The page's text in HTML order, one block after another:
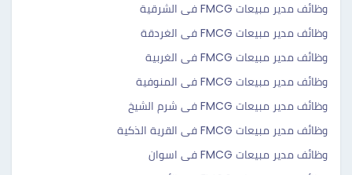
وظائف مدير مبيعات FMCG فى الشرقية
وظائف مدير مبيعات FMCG فى الغردقة
وظائف مدير مبيعات FMCG فى الغربية
وظائف مدير مبيعات FMCG فى المنوفية
وظائف مدير مبيعات FMCG فى شرم الشيخ
وظائف مدير مبيعات FMCG فى القرية الذكية
وظائف مدير مبيعات FMCG فى اسوان